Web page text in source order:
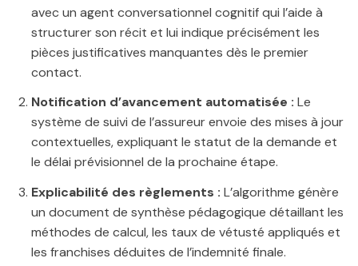
avec un agent conversationnel cognitif qui l’aide à
structurer son récit et lui indique précisément les
pièces justificatives manquantes dès le premier
contact.
Notification d’avancement automatisée : Le
système de suivi de l’assureur envoie des mises à jour
contextuelles, expliquant le statut de la demande et
le délai prévisionnel de la prochaine étape.
Explicabilité des règlements : L’algorithme génère
un document de synthèse pédagogique détaillant les
méthodes de calcul, les taux de vétusté appliqués et
les franchises déduites de l’indemnité finale.